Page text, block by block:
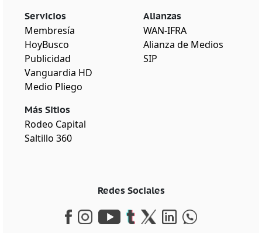
Servicios
Membresía
HoyBusco
Publicidad
Vanguardia HD
Medio Pliego
Más Sitios
Rodeo Capital
Saltillo 360
Alianzas
WAN-IFRA
Alianza de Medios
SIP
Redes Sociales